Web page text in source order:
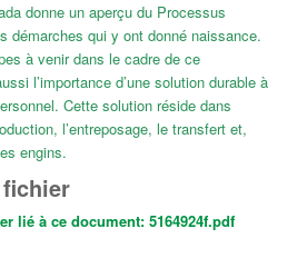
donne un aperçu du Processus
démarches qui y ont donné naissance.
à venir dans le cadre de ce
l’importance d’une solution durable à
Cette solution réside dans
l’entreposage, le transfert et,
engins.
lié à ce document: 5164924f.pdf